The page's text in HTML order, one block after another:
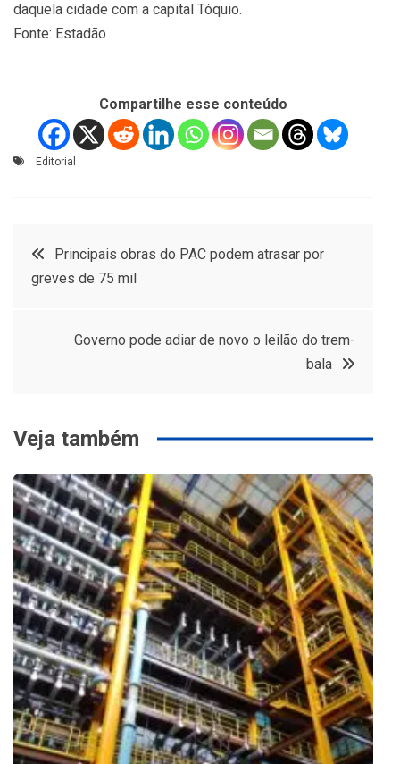
daquela cidade com a capital Tóquio.
Fonte: Estadão
Compartilhe esse conteúdo
Editorial
Navegação
de
Principais obras do PAC podem atrasar por
greves de 75 mil
Governo pode adiar de novo o leilão do trem-
bala
Veja também